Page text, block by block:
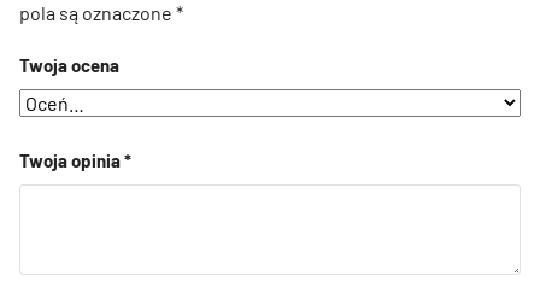
pola są oznaczone *
Twoja ocena
Twoja opinia*